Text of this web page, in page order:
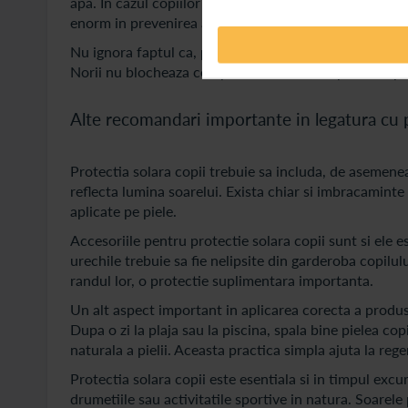
enorm in prevenirea arsurilor solare.
Nu ignora faptul ca, pentru o protectie solara copii
Norii nu blocheaza complet razele UV, iar pielea
Alte recomandari importante in legatura cu
Protectia solara copii trebuie sa includa, de
reflecta lumina soarelui. Exista chiar si
aplicate pe piele.
Accesoriile pentru protectie solara copii sunt si ele
urechile trebuie sa fie nelipsite din garderoba
randul lor, o protectie suplimentara importanta.
Un alt aspect important in aplicarea corecta a
Dupa o zi la plaja sau la piscina, spala bine pielea
naturala a pielii. Aceasta practica simpla ajuta la
Protectia solara copii este esentiala si in timpul
drumetiile sau activitatile sportive in natura.